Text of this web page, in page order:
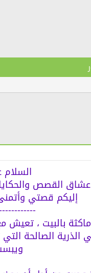
السلام
القصص
إليكم قصتي
متزوجة منذ 6 سنوات ،
الصالحة